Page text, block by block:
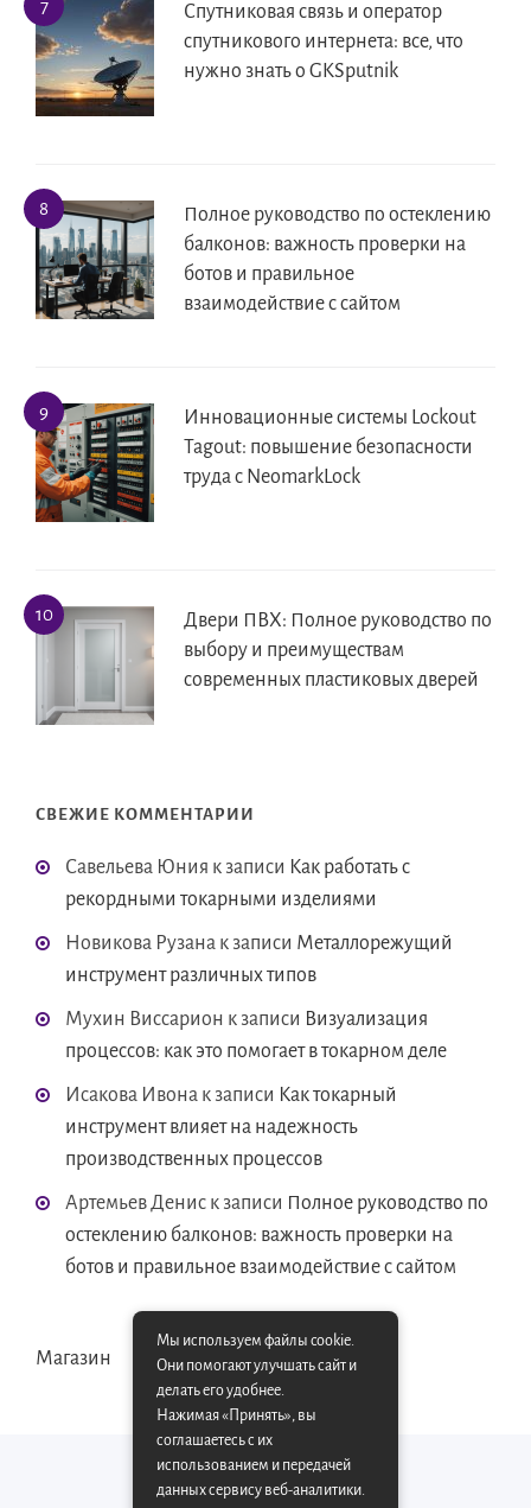
Спутниковая связь и оператор
спутникового интернета: все, что
нужно знать о GKSputnik
Полное руководство по остеклению
балконов: важность проверки на
ботов и правильное
взаимодействие с сайтом
Инновационные системы Lockout
Tagout: повышение безопасности
труда с NeomarkLock
Двери ПВХ: Полное руководство по
выбору и преимуществам
современных пластиковых дверей
СВЕЖИЕ КОММЕНТАРИИ
Савельева Юния к записи Как работать с
рекордными токарными изделиями
Новикова Рузана к записи Металлорежущий
инструмент различных типов
Мухин Виссарион к записи Визуализация
процессов: как это помогает в токарном деле
Исакова Ивона к записи Как токарный
инструмент влияет на надежность
производственных процессов
Артемьев Денис к записи Полное руководство по
остеклению балконов: важность проверки на
ботов и правильное взаимодействие с сайтом
Магазин
Мы используем файлы cookie.
Они помогают улучшать сайт и
делать его удобнее.
Нажимая «Принять», вы
соглашаетесь с их
использованием и передачей
данных сервису веб-аналитики.